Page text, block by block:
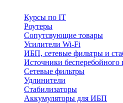
Курсы по IT
Роутеры
Сопутсвующие товары
Усилители Wi-Fi
ИБП, сетевые фильтры и
Источники бесперебойного
Сетевые фильтры
Удлинители
Стабилизаторы
Аккумуляторы для ИБП